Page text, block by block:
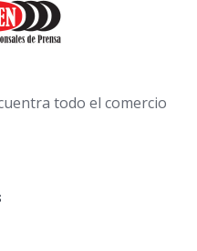
todo el comercio